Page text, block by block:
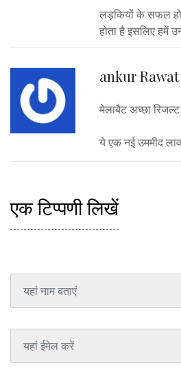
लड़कियों के सफल
होता है इसलिए हमें
ankur Rawat
मेलाबैट अच्छा
ये एक नई उममीद
एक टिप्पणी लिखें